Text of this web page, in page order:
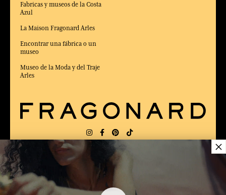
Fabricas y museos de la Costa
Azul
La Maison Fragonard Arles
Encontrar una fábrica o un
museo
Museo de la Moda y del Traje
Arles
ENTREGA: FR
×